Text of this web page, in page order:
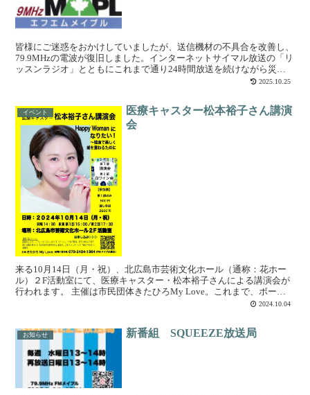
皆様にご迷惑をおかけしていましたが、送信機材の不具合を改善し、
79.9MHzの電波が復旧しました。インターネットサイマル放送の「リ
ッスンラジオ」とともにこれまで通り24時間放送を続けながら災害
2025.10.25
イベント
医療キャスター松本裕子さん講演
会
来る10月14日（月・祝）、北広島市芸術文化ホール（通称：花ホー
ル）２F活動室にて、医療キャスター・松本裕子さんによる講演会が
行われます。 主催は市民団体きたひろMy Love。これまで、ボール
2024.10.04
お知らせ 新番組 SQUEEZE放送局